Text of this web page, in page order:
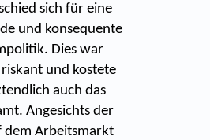
sich für eine
und konsequente
Dies war
und kostete
auch das
Angesichts der
dem Arbeitsmarkt